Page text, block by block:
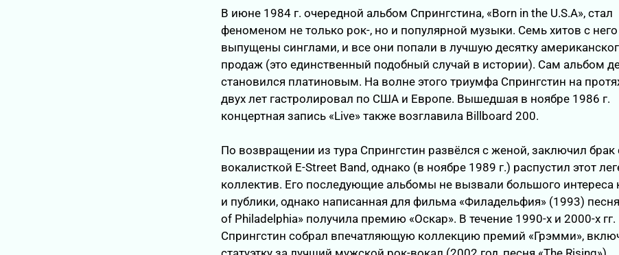
В июне 1984 г. очередной альбом Спрингстина, «Born in the U.S.A», стал
феноменом не только рок-, но и популярной музыки. Семь хитов с
выпущены синглами, и все они попали в лучшую десятку
продаж (это единственный подобный случай в истории). Сам альбом
становился платиновым. На волне этого триумфа Спрингстин на
двух лет гастролировал по США и Европе. Вышедшая в ноябре 1986 г.
концертная запись «Live» также возглавила Billboard 200.
По возвращении из тура Спрингстин развёлся с женой, заключил брак
вокалисткой E-Street Band, однако (в ноябре 1989 г.) распустил этот
коллектив. Его последующие альбомы не вызвали большого интереса
и публики, однако написанная для фильма «Филадельфия» (1993)
of Philadelphia» получила премию «Оскар». В течение 1990-х и 2000-х гг.
Спрингстин собрал впечатляющую коллекцию премий «Грэмми»,